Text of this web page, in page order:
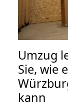
Umzug
Sie, wie
kann